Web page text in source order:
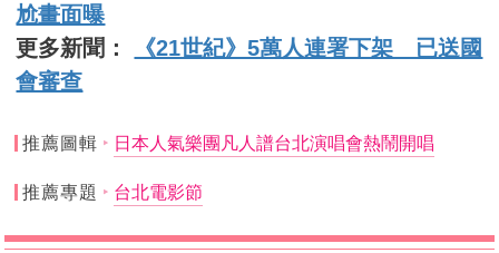
尬畫面曝
更多新聞：
《21世紀》5萬人連署下架 已送國
會審查
推薦圖輯 日本人氣樂團凡人譜台北演唱會熱鬧開唱
推薦專題 台北電影節